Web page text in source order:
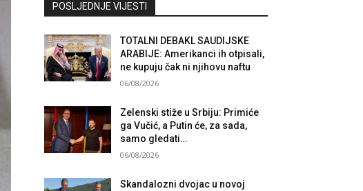
POSLJEDNJE VIJESTI
TOTALNI DEBAKL SAUDIJSKE
ARABIJE: Amerikanci ih otpisali,
ne kupuju čak ni njihovu naftu
06/08/2026
Zelenski stiže u Srbiju: Primiće
ga Vučić, a Putin će, za sada,
samo gledati…
06/08/2026
Skandalozni dvojac u novoj